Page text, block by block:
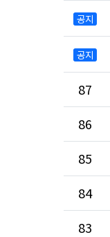
공지
공지
87
86
85
84
83